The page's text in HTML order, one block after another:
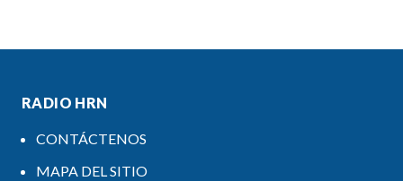
RADIO HRN
CONTÁCTENOS
MAPA DEL SITIO